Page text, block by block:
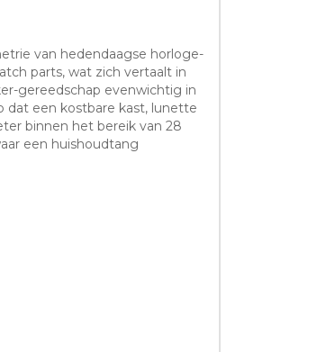
van hedendaagse horloge-
parts, wat zich vertaalt in
gereedschap evenwichtig in
dat een kostbare kast, lunette
binnen het bereik van 28
een huishoudtang